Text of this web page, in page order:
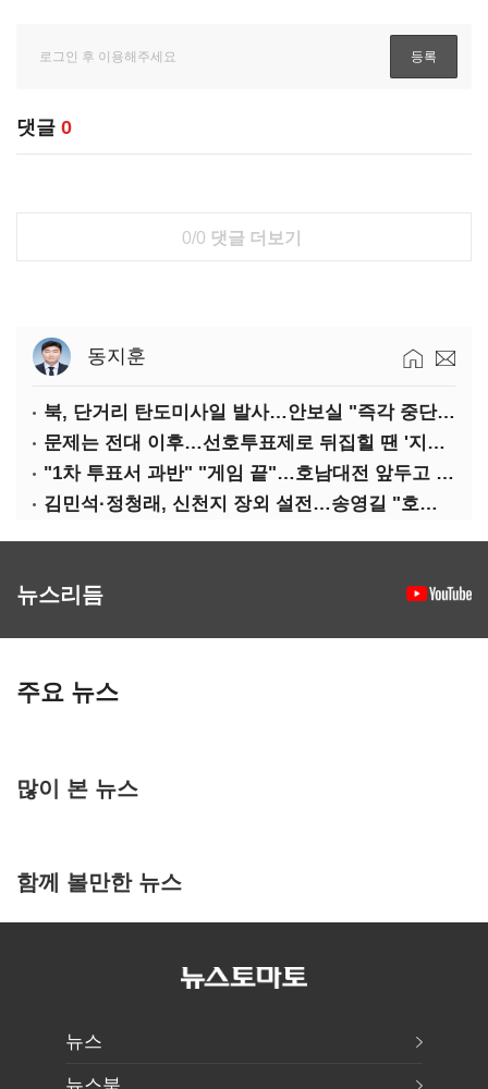
댓글 0
0/0 댓글 더보기
동지훈
북, 단거리 탄도미사일 발사…안보실 "즉각 중단 촉구"
문제는 전대 이후…선호투표제로 뒤집힐 땐 '지지층 불복'
"1차 투표서 과반" "게임 끝"…호남대전 앞두고 '충돌'
김민석·정청래, 신천지 장외 설전…송영길 "호남 계몽 규탄"
뉴스리듬
주요 뉴스
많이 본 뉴스
함께 볼만한 뉴스
뉴스